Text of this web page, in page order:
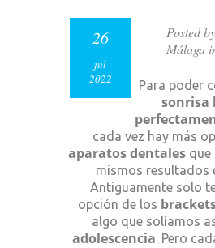
Posted
Málaga
26
jul
2022
Para poder
sonrisa
cada vez hay más
aparatos dentales que
mismos resultados
Antiguamente solo
opción de los
algo que solíamos
adolescencia. Pero